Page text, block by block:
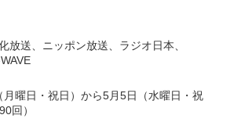
放送、ニッポン放送、ラジオ日本、
月曜日・祝日）から5月5日（水曜日・祝
回）